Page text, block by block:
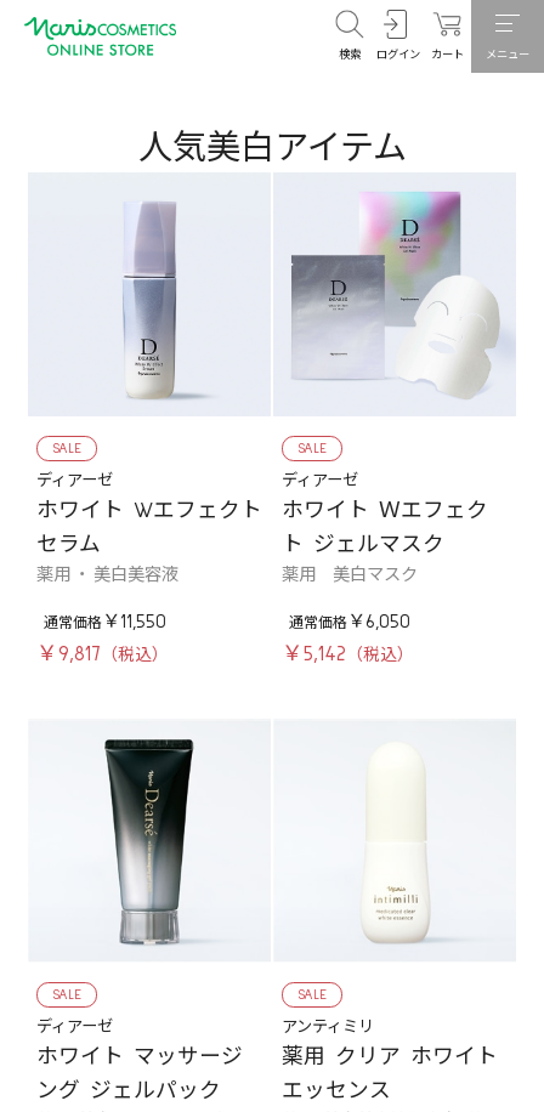
検索 ログイン カート メニュー
人気美白アイテム
SALE
ディアーゼ
ホワイト Wエフェクト
セラム
薬用 ・ 美白美容液
￥11,550
￥9,817
SALE
ディアーゼ
ホワイト Ｗエフェク
ト ジェルマスク
薬用 美白マスク
￥6,050
￥5,142
SALE
ディアーゼ
ホワイト マッサージ
ング ジェルパック
SALE
アンティミリ
薬用 クリア ホワイト
エッセンス